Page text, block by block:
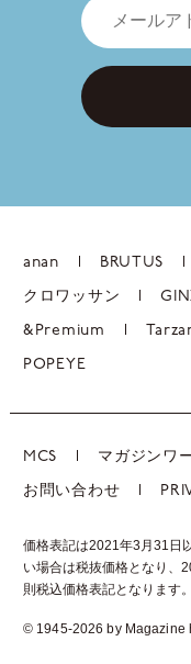
anan BRUTUS
クロワッサン
&Premium
POPEYE
MCS マガジンワ
お問い合わせ
価格表記は2021年3月31日
い場合は税抜価格となり、
則税込価格表記となります。
© 1945-2026 by Magazine